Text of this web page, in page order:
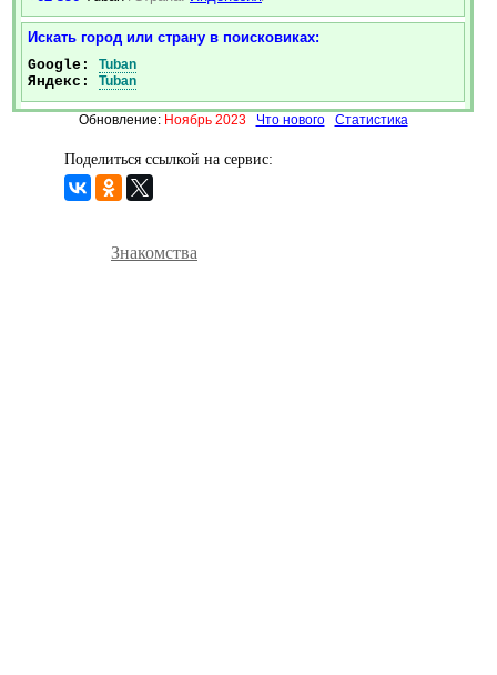
Искать город или страну в поисковиках:
Google: Tuban
Яндекс: Tuban
Обновление: Ноябрь 2023 Что нового Статистика
Поделиться ссылкой на сервис:
Знакомства